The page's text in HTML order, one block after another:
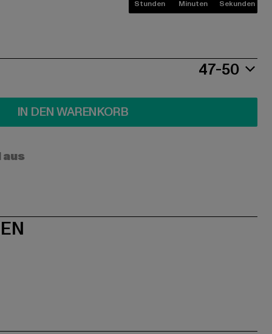
Stunden Minuten Sekunden
47-50
IN DEN WARENKORB